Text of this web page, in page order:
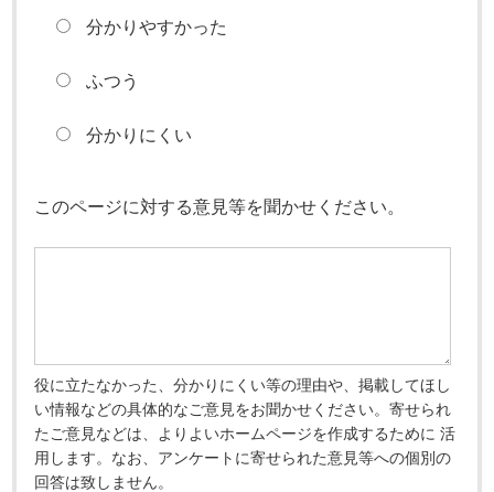
分かりやすかった
ふつう
分かりにくい
このページに対する意見等を聞かせください。
役に立たなかった、分かりにくい等の理由や、掲載してほし
い情報などの具体的なご意見をお聞かせください。寄せられ
たご意見などは、よりよいホームページを作成するために 活
用します。なお、アンケートに寄せられた意見等への個別の
回答は致しません。